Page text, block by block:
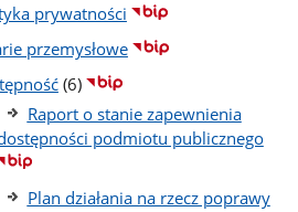
prywatności
przemysłowe
liczba
podstron
(6)
Raport o stanie zapewnienia
podmiotu publicznego
Plan działania na rzecz poprawy